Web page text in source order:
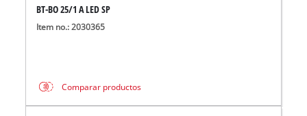
BT-BO 25/1 A LED SP
Item no.: 2030365
Comparar productos